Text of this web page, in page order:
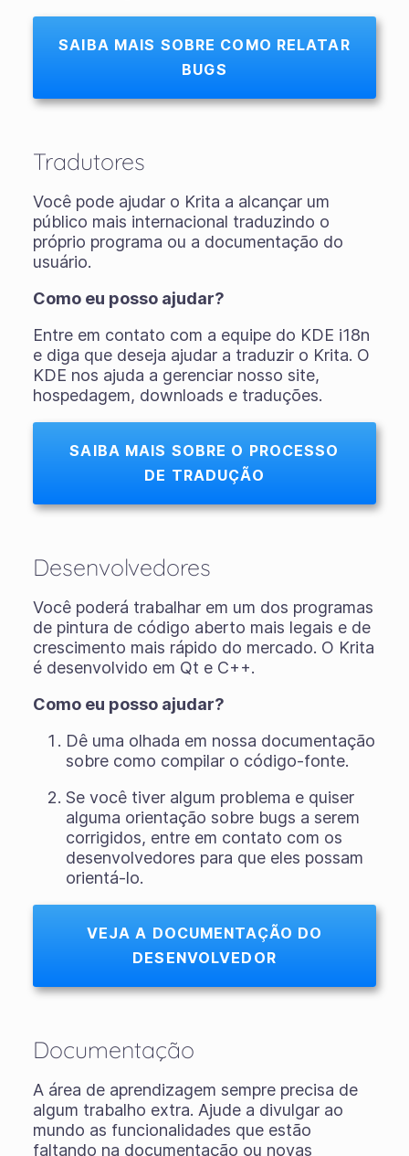
SAIBA MAIS SOBRE COMO RELATAR
BUGS
Tradutores
Você pode ajudar o Krita a alcançar um
público mais internacional traduzindo o
próprio programa ou a documentação do
usuário.
Como eu posso ajudar?
Entre em contato com a equipe do KDE i18n
e diga que deseja ajudar a traduzir o Krita. O
KDE nos ajuda a gerenciar nosso site,
hospedagem, downloads e traduções.
SAIBA MAIS SOBRE O PROCESSO
DE TRADUÇÃO
Desenvolvedores
Você poderá trabalhar em um dos programas
de pintura de código aberto mais legais e de
crescimento mais rápido do mercado. O Krita
é desenvolvido em Qt e C++.
Como eu posso ajudar?
Dê uma olhada em nossa documentação
sobre como compilar o código-fonte.
Se você tiver algum problema e quiser
alguma orientação sobre bugs a serem
corrigidos, entre em contato com os
desenvolvedores para que eles possam
orientá-lo.
VEJA A DOCUMENTAÇÃO DO
DESENVOLVEDOR
Documentação
A área de aprendizagem sempre precisa de
algum trabalho extra. Ajude a divulgar ao
mundo as funcionalidades que estão
faltando na documentação ou novas